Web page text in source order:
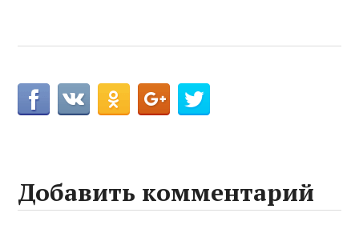
Добавить комментарий